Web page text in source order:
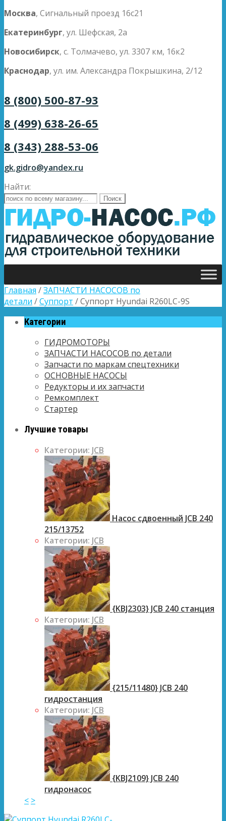
Москва, Сигнальный проезд 16с21
Екатеринбург, ул. Шефская, 2а
Новосибирск, с. Толмачево, ул. 3307 км, 16к2
Краснодар, ул. им. Александра Покрышкина, 2/12
8 (800) 500-87-93
8 (499) 638-26-65
8 (343) 288-53-06
gk.gidro@yandex.ru
Найти:
Главная /ЗАПЧАСТИ НАСОСОВ по
детали /Суппорт / Суппорт Hyundai R260LC-9S
Категории
ГИДРОМОТОРЫ
ЗАПЧАСТИ НАСОСОВ по детали
Запчасти по маркам спецтехники
ОСНОВНЫЕ НАСОСЫ
Редукторы и их запчасти
Ремкомплект
Стартер
Лучшие товары
Категории: JCB
Насос сдвоенный JCB 240
215/13752
Категории: JCB
{KBJ2303} JCB 240 станция
Категории: JCB
{215/11480} JCB 240
гидростанция
Категории: JCB
{KBJ2109} JCB 240
гидронасос
< >